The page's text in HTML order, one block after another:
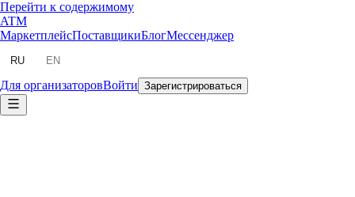
Перейти к содержимому
ATM
МаркетплейсПоставщикиБлогМессенджер
RU EN
Для организаторовВойти Зарегистрироваться